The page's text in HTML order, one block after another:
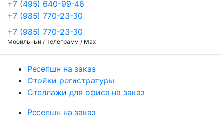
+7 (495) 640-99-46
+7 (985) 770-23-30
+7 (985) 770-23-30
Мобильный / Телеграмм / Max
Ресепшн на заказ
Стойки регистратуры
Стеллажи для офиса на заказ
Ресепшн на заказ